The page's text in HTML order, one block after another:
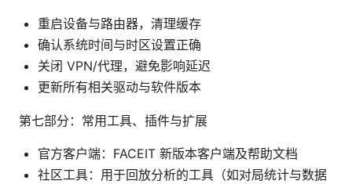
重启设备与路由器，清理缓存
确认系统时间与时区设置正确
关闭 VPN/代理，避免影响延迟
更新所有相关驱动与软件版本
第七部分：常用工具、插件与扩展
官方客户端：FACEIT 新版本客户端及帮助文档
社区工具：用于回放分析的工具（如对局统计与数据